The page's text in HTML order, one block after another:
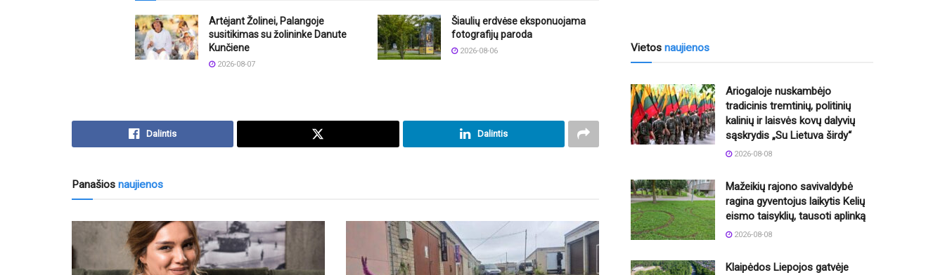
Artėjant Žolinei, Palangoje
susitikimas su žolininke Danute
Kunčiene
2026-08-07
Šiaulių erdvėse eksponuojama
fotografijų paroda
2026-08-06
Dalintis Dalintis
Panašios naujienos
Vietos naujienos
Ariogaloje nuskambėjo
tradicinis tremtinių, politinių
kalinių ir laisvės kovų dalyvių
sąskrydis „Su Lietuva širdy“
2026-08-08
Mažeikių rajono savivaldybė
ragina gyventojus laikytis Kelių
eismo taisyklių, tausoti aplinką
2026-08-08
Klaipėdos Liepojos gatvėje